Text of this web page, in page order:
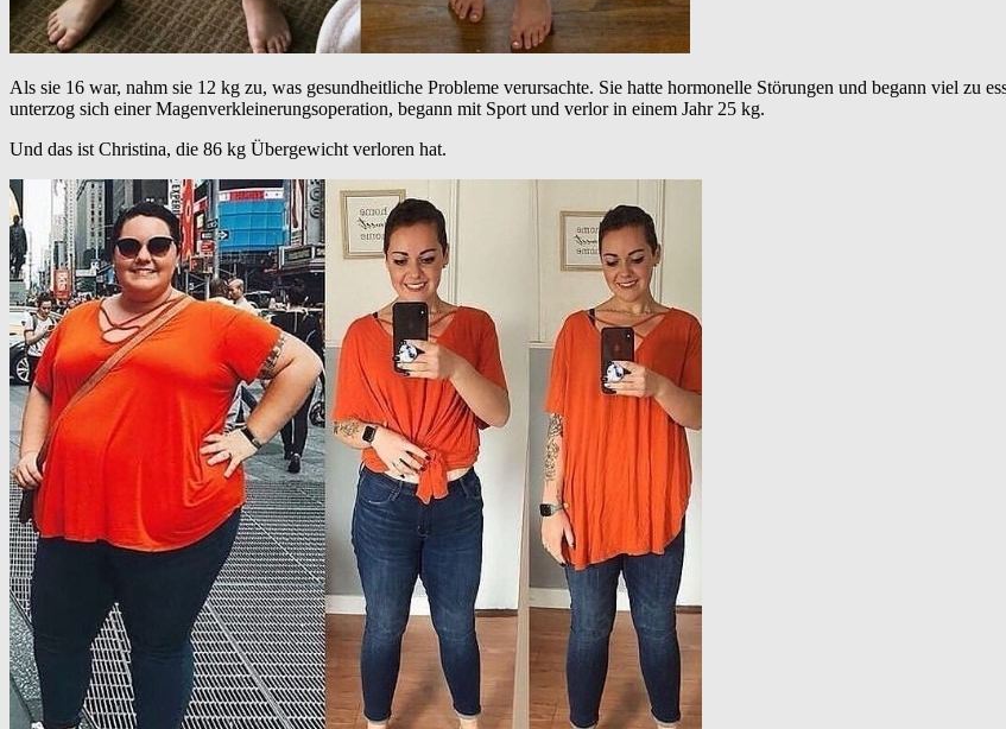
Als sie 16 war, nahm sie 12 kg zu, was gesundheitliche Probleme verursachte. Sie hatte hormonelle Störungen und begann viel zu
unterzog sich einer Magenverkleinerungsoperation, begann mit Sport und verlor in einem Jahr 25 kg.
Und das ist Christina, die 86 kg Übergewicht verloren hat.